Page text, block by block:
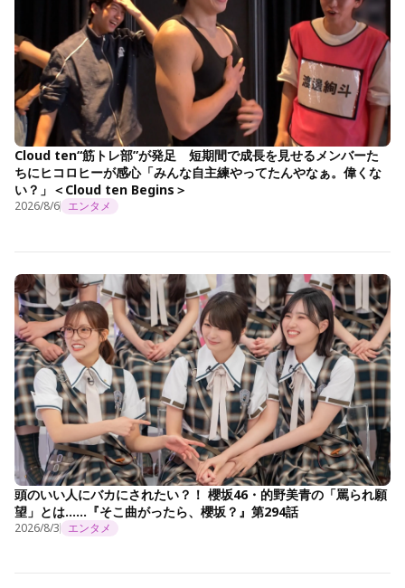
Cloud ten“筋トレ部”が発足 短期間で成長を見せるメンバーた
ちにヒコロヒーが感心「みんな自主練やってたんやなぁ。偉くな
い？」＜Cloud ten Begins＞
2026/8/6 エンタメ
頭のいい人にバカにされたい？！ 櫻坂46・的野美青の「罵られ願
望」とは……『そこ曲がったら、櫻坂？』第294話
2026/8/3 エンタメ